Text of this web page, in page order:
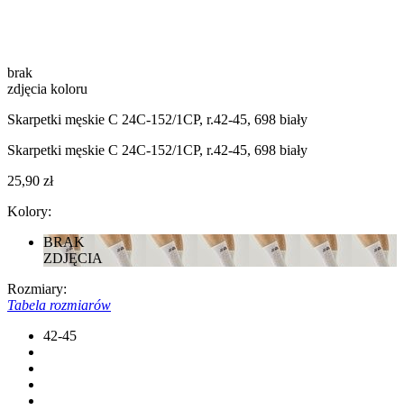
brak
zdjęcia koloru
Skarpetki męskie C 24С-152/1СP, r.42-45, 698 biały
Skarpetki męskie C 24С-152/1СP, r.42-45, 698 biały
25,90 zł
Kolory:
BRAK
ZDJĘCIA
Rozmiary:
Tabela rozmiarów
42-45